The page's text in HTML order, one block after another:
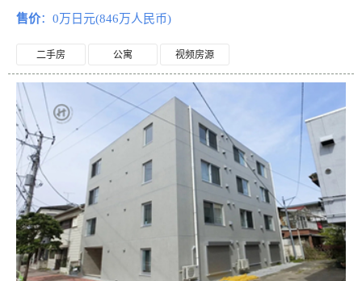
售价：0万日元(846万人民币)
二手房 公寓 视频房源